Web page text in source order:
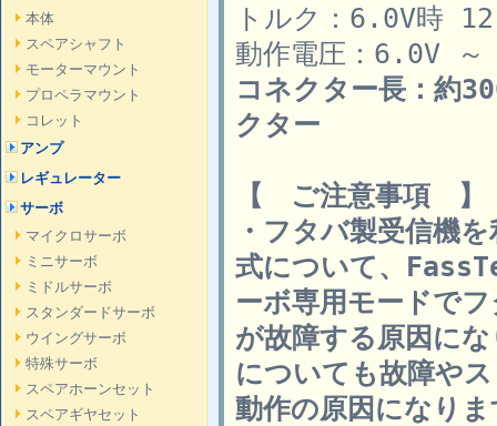
本体
スペアシャフト
モーターマウント
プロペラマウント
コレット
アンプ
レギュレーター
サーボ
マイクロサーボ
ミニサーボ
ミドルサーボ
スタンダードサーボ
ウイングサーボ
特殊サーボ
スペアホーンセット
スペアギヤセット
トルク：6.0V時
動作電圧：6.0V
コネクター長：約
クター
【 ご注意事項 】
・フタバ製受信機
式について、
ーボ専用モードで
が故障する原因に
についても故障や
動作の原因になり